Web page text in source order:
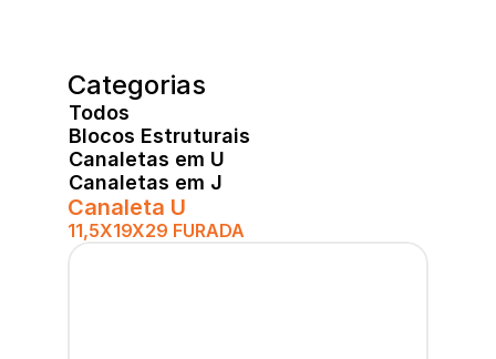
Canaleta U
11,5X19X29 FURADA
Categorias
Todos
Blocos Estruturais
Canaletas em U
Canaletas em J